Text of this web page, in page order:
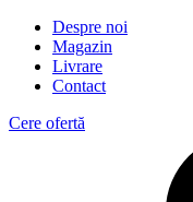
Despre noi
Magazin
Livrare
Contact
Cere ofertă